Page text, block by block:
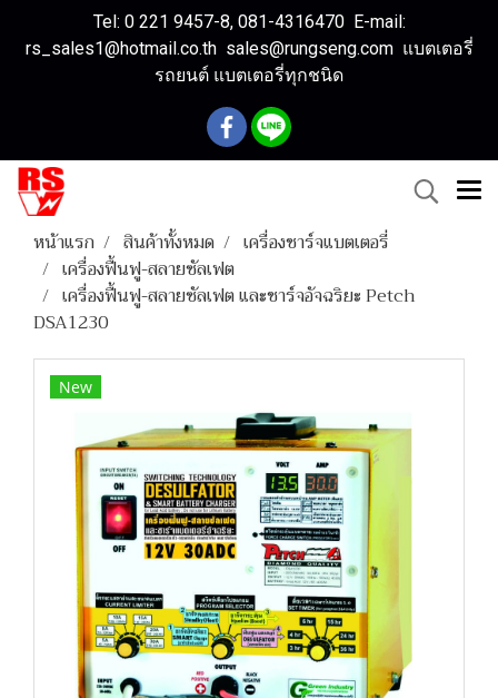
Tel: 0 221 9457-8, 081-4316470 E-mail:
rs_sales1@hotmail.co.th sales@rungseng.com แบตเตอรี่
รถยนต์ แบตเตอรี่ทุกชนิด
หน้าแรก สินค้าทั้งหมด
เครื่องชาร์จแบตเตอรี่
เครื่องฟื้นฟู-สลายซัลเฟต
เครื่องฟื้นฟู-สลายซัลเฟต และชาร์จอัจฉริยะ Petch
DSA1230
New